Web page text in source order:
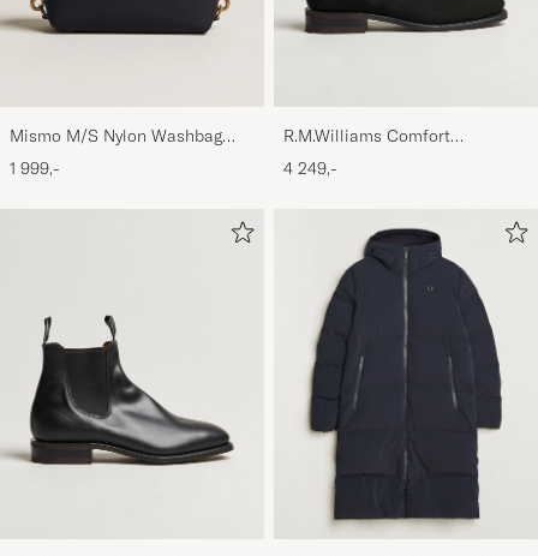
Mismo M/S Nylon Washbag
Navy/Dark Brown
1 999,-
R.M.Williams Comfort
Craftsman G Boot Black Suede
4 249,-